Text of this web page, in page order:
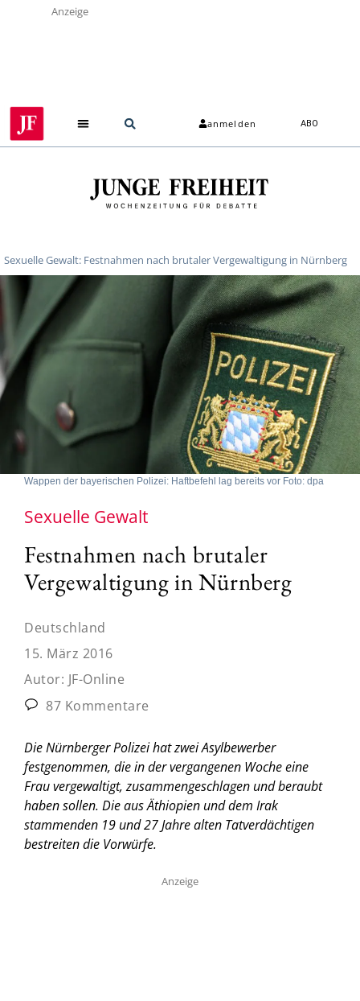
Anzeige
anmelden ABO
Sexuelle Gewalt: Festnahmen nach brutaler Vergewaltigung in Nürnberg
Wappen der bayerischen Polizei: Haftbefehl lag bereits vor Foto: dpa
Sexuelle Gewalt
Festnahmen nach brutaler
Vergewaltigung in Nürnberg
Deutschland
15. März 2016
Autor: JF-Online
87 Kommentare
Die Nürnberger Polizei hat zwei Asylbewerber
festgenommen, die in der vergangenen Woche eine
Frau vergewaltigt, zusammengeschlagen und beraubt
haben sollen. Die aus Äthiopien und dem Irak
stammenden 19 und 27 Jahre alten Tatverdächtigen
bestreiten die Vorwürfe.
Anzeige